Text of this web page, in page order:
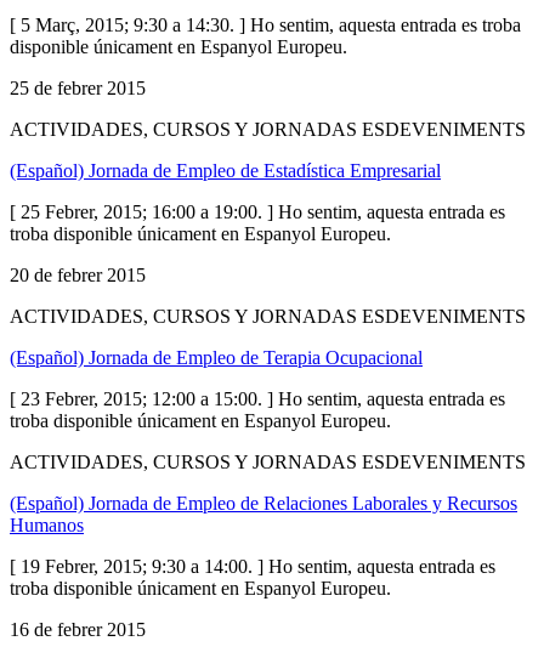
[ 5 Març, 2015; 9:30 a 14:30. ] Ho sentim, aquesta entrada es troba
disponible únicament en Espanyol Europeu.
25 de febrer 2015
ACTIVIDADES, CURSOS Y JORNADAS ESDEVENIMENTS
(Español) Jornada de Empleo de Estadística Empresarial
[ 25 Febrer, 2015; 16:00 a 19:00. ] Ho sentim, aquesta entrada es
troba disponible únicament en Espanyol Europeu.
20 de febrer 2015
ACTIVIDADES, CURSOS Y JORNADAS ESDEVENIMENTS
(Español) Jornada de Empleo de Terapia Ocupacional
[ 23 Febrer, 2015; 12:00 a 15:00. ] Ho sentim, aquesta entrada es
troba disponible únicament en Espanyol Europeu.
ACTIVIDADES, CURSOS Y JORNADAS ESDEVENIMENTS
(Español) Jornada de Empleo de Relaciones Laborales y Recursos
Humanos
[ 19 Febrer, 2015; 9:30 a 14:00. ] Ho sentim, aquesta entrada es
troba disponible únicament en Espanyol Europeu.
16 de febrer 2015